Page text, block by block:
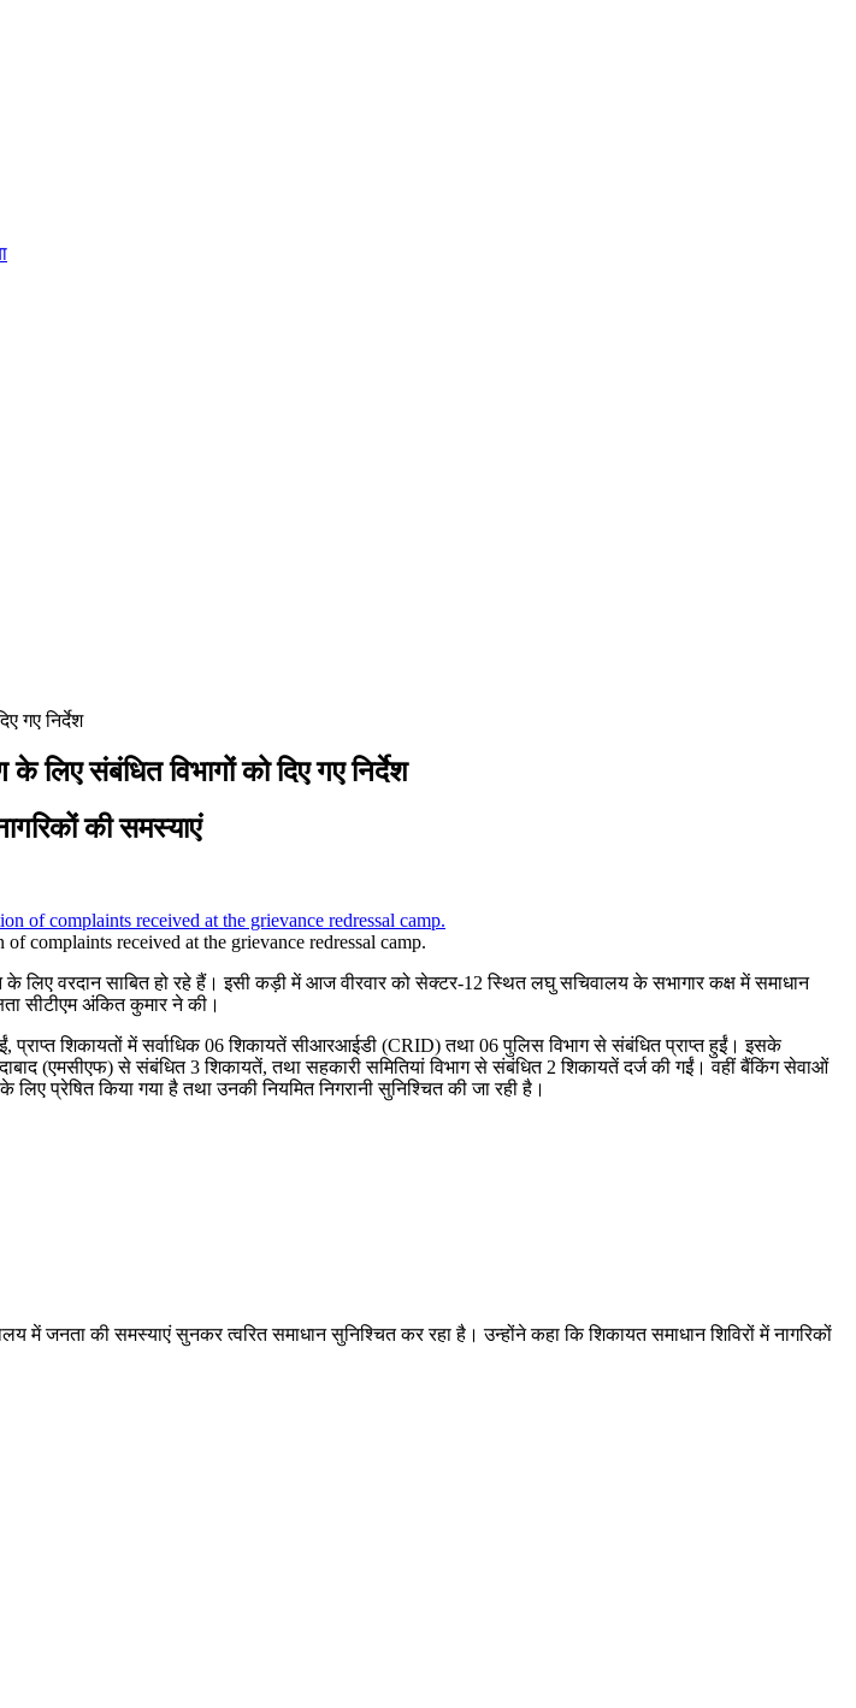
गए निर्देश
लिए संबंधित विभागों को दिए गए निर्देश
की समस्याएं
complaints received at the grievance redressal camp.
के लिए वरदान साबित हो रहे हैं। इसी कड़ी में आज वीरवार को सेक्टर-12 स्थित लघु सचिवालय के सभागार कक्ष में समाधान
सीटीएम अंकित कुमार ने की।
शिकायतों में सर्वाधिक 06 शिकायतें सीआरआईडी (CRID) तथा 06 पुलिस विभाग से संबंधित प्राप्त हुईं। इसके
(एमसीएफ) से संबंधित 3 शिकायतें, तथा सहकारी समितियां विभाग से संबंधित 2 शिकायतें दर्ज की गईं। वहीं बैंकिंग सेवाओं
प्रेषित किया गया है तथा उनकी नियमित निगरानी सुनिश्चित की जा रही है।
जनता की समस्याएं सुनकर त्वरित समाधान सुनिश्चित कर रहा है। उन्होंने कहा कि शिकायत समाधान शिविरों में नागरिकों